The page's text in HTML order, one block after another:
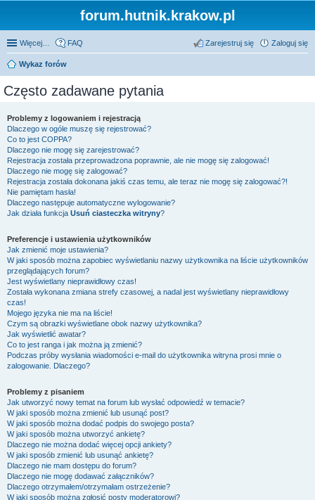
forum.hutnik.krakow.pl
Więcej… FAQ Zaloguj się
Zarejestruj się
Wykaz forów
Często zadawane pytania
Problemy z logowaniem i rejestracją
Dlaczego w ogóle muszę się rejestrować?
Co to jest COPPA?
Dlaczego nie mogę się zarejestrować?
Rejestracja została przeprowadzona poprawnie, ale nie mogę się zalogować!
Dlaczego nie mogę się zalogować?
Rejestracja została dokonana jakiś czas temu, ale teraz nie mogę się zalogować?!
Nie pamiętam hasła!
Dlaczego następuje automatyczne wylogowanie?
Jak działa funkcja Usuń ciasteczka witryny?
Preferencje i ustawienia użytkowników
Jak zmienić moje ustawienia?
W jaki sposób można zapobiec wyświetlaniu nazwy użytkownika na liście użytkowników
przeglądających forum?
Jest wyświetlany nieprawidłowy czas!
Została wykonana zmiana strefy czasowej, a nadal jest wyświetlany nieprawidłowy
czas!
Mojego języka nie ma na liście!
Czym są obrazki wyświetlane obok nazwy użytkownika?
Jak wyświetlić awatar?
Co to jest ranga i jak można ją zmienić?
Podczas próby wysłania wiadomości e-mail do użytkownika witryna prosi mnie o
zalogowanie. Dlaczego?
Problemy z pisaniem
Jak utworzyć nowy temat na forum lub wysłać odpowiedź w temacie?
W jaki sposób można zmienić lub usunąć post?
W jaki sposób można dodać podpis do swojego posta?
W jaki sposób można utworzyć ankietę?
Dlaczego nie można dodać więcej opcji ankiety?
W jaki sposób zmienić lub usunąć ankietę?
Dlaczego nie mam dostępu do forum?
Dlaczego nie mogę dodawać załączników?
Dlaczego otrzymałem/otrzymałam ostrzeżenie?
W jaki sposób można zgłosić posty moderatorowi?